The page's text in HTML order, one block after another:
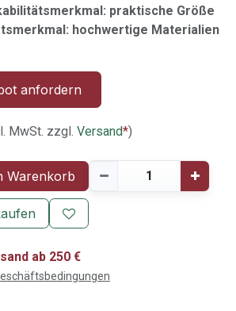
praktische Größe
hochwertige Materialien
anfordern
MwSt. zzgl. Versand*)
Warenkorb
ab 250 €